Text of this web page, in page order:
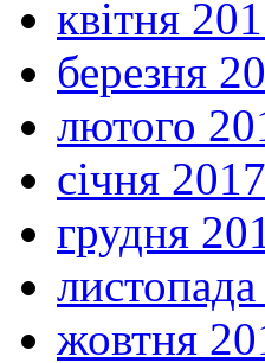
квітня
березня
лютого
січня
грудня
жовтня